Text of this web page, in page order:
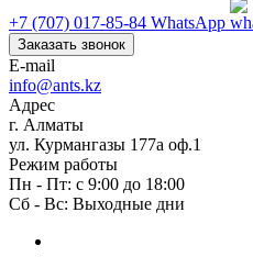
+7 (707) 017-85-84 WhatsApp
Заказать звонок
E-mail
info@ants.kz
Адрес
г. Алматы
ул. Курмангазы 177а оф.1
Режим работы
Пн - Пт: с 9:00 до 18:00
Сб - Вс: Выходные дни